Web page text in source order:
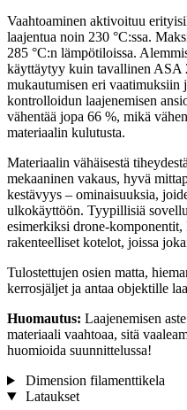
Vaahtoaminen aktivoituu
laajentua noin 230 °C:ssa.
285 °C:n lämpötiloissa.
käyttäytyy kuin tavallinen ASA
mukautumisen eri vaatimuksiin
kontrolloidun laajenemisen
vähentää jopa 66 %, mikä
materiaalin kulutusta.
Materiaalin vähäisestä
mekaaninen vakaus, hyvä
kestävyys – ominaisuuksia,
ulkokäyttöön. Tyypillisiä
esimerkiksi drone-
rakenteelliset kotelot, joissa
Tulostettujen osien matta,
kerrosjäljet ja antaa objektille
Huomautus: Laajenemisen
materiaali vaahtoaa, sitä
huomioida suunnittelussa!
Dimension filamenttikela
Lataukset